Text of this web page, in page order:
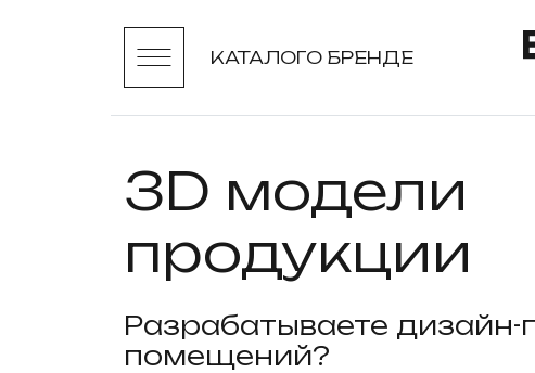
КАТАЛОГО БРЕНДЕ
3D модели
продукции
Разрабатываете дизайн-
помещений?